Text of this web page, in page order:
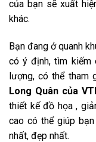
của bạn sẽ xuất
khác.
Bạn đang ở quanh
có ý định, tìm kiếm
lượng, có thể tham
Long Quân của
thiết kế đồ họa ,
cao có thể giúp
nhất, đẹp nhất.